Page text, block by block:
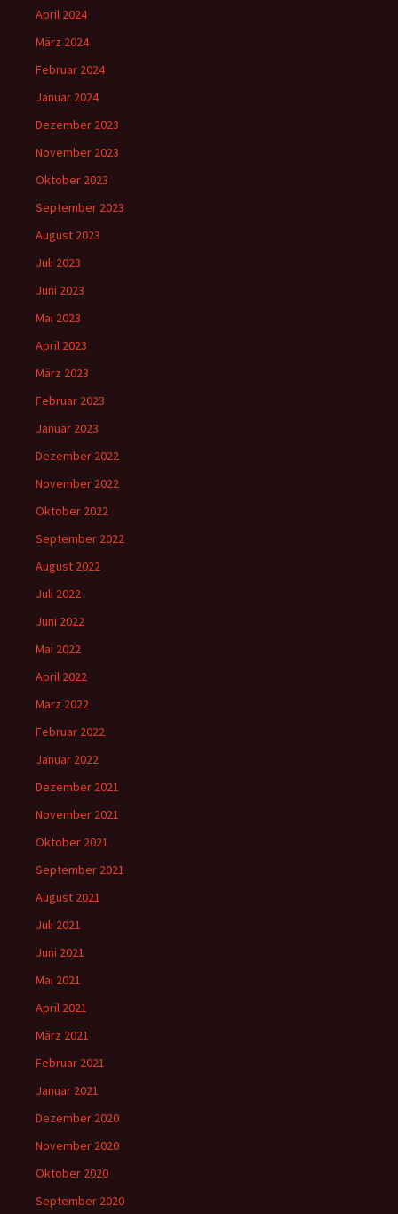
April 2024
März 2024
Februar 2024
Januar 2024
Dezember 2023
November 2023
Oktober 2023
September 2023
August 2023
Juli 2023
Juni 2023
Mai 2023
April 2023
März 2023
Februar 2023
Januar 2023
Dezember 2022
November 2022
Oktober 2022
September 2022
August 2022
Juli 2022
Juni 2022
Mai 2022
April 2022
März 2022
Februar 2022
Januar 2022
Dezember 2021
November 2021
Oktober 2021
September 2021
August 2021
Juli 2021
Juni 2021
Mai 2021
April 2021
März 2021
Februar 2021
Januar 2021
Dezember 2020
November 2020
Oktober 2020
September 2020